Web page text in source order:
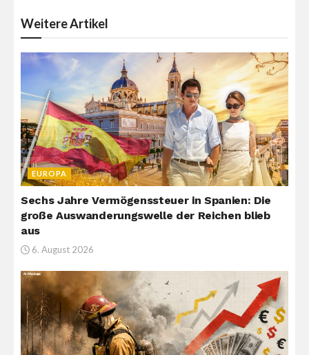
WeitereArtikel
EUROPA
Sechs Jahre Vermögenssteuer in Spanien: Die
große Auswanderungswelle der Reichen blieb
aus
6. August 2026